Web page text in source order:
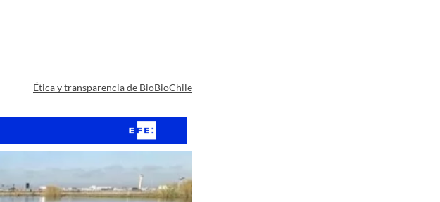
Ética y transparencia de BioBioChile